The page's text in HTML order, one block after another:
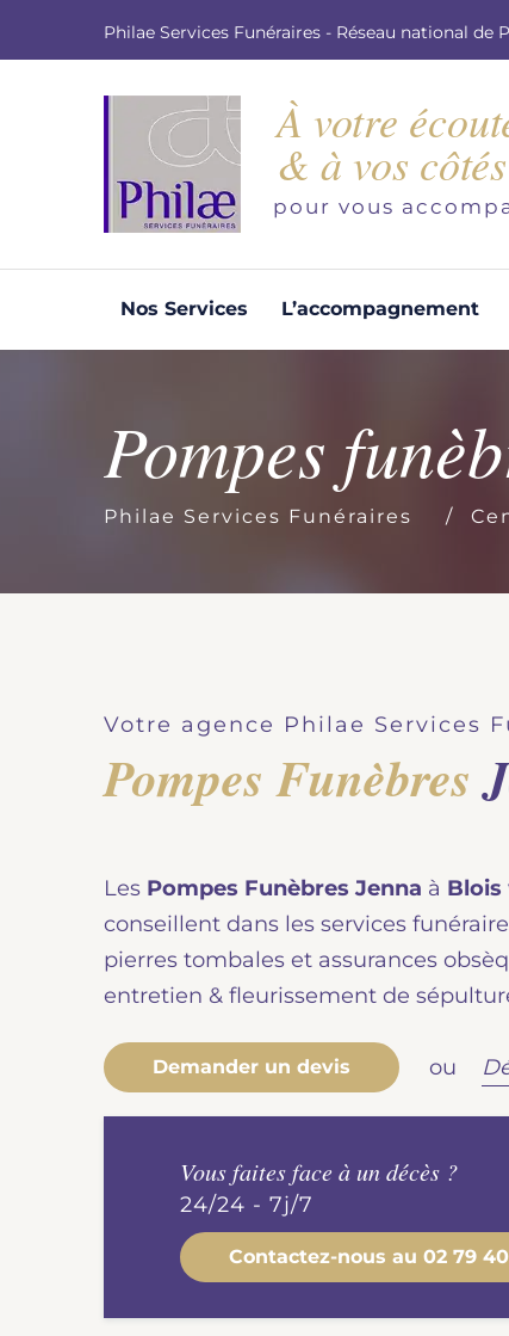
Philae Services Funéraires - Réseau national de
À votre
& à vos côtés
pour vous
Nos Services L’accompagnement
d'obsèques, nos équipe s'engage à vous
répondre dans les meilleurs délais.
Pompes
Philae Services Funéraires
Votre agence Philae Services
Pompes Funèbres
Les Pompes Funèbres Jenna à Blois
conseillent dans les services
pierres tombales et assurances
entretien & fleurissement de
Demander un devis ou
Vous faites face à un décès ?
24/24 - 7j/7
Contactez-nous au 02 79